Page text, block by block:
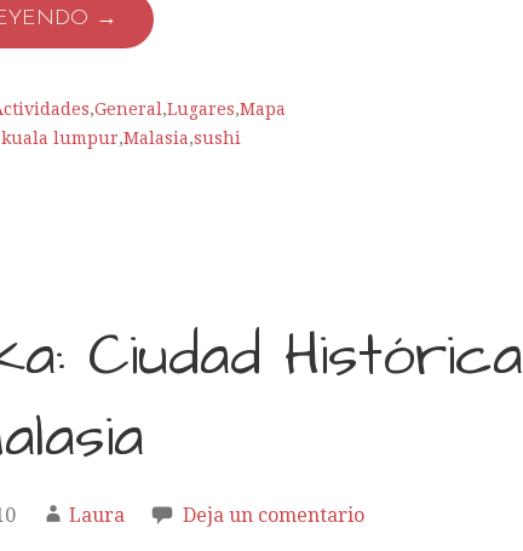
→
,General ,Lugares,Mapa
kuala lumpur,Malasia,sushi
Ciudad Histórica
Laura Deja un comentario